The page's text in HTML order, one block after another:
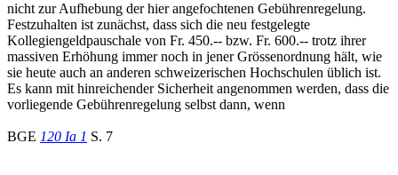
nicht zur Aufhebung der hier angefochtenen Gebührenregelung.
Festzuhalten ist zunächst, dass sich die neu festgelegte
Kollegiengeldpauschale von Fr. 450.-- bzw. Fr. 600.-- trotz ihrer
massiven Erhöhung immer noch in jener Grössenordnung hält, wie
sie heute auch an anderen schweizerischen Hochschulen üblich ist.
Es kann mit hinreichender Sicherheit angenommen werden, dass die
vorliegende Gebührenregelung selbst dann, wenn
BGE 120 Ia 1 S. 7